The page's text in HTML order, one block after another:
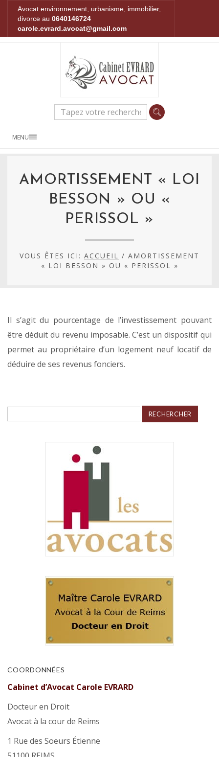
Avocat environnement, urbanisme, immobilier,
divorce au 0640146724
carole.evrard.avocat@gmail.com
MENU
AMORTISSEMENT « LOI
BESSON » OU «
PERISSOL »
VOUS ÊTES ICI: ACCUEIL / AMORTISSEMENT
« LOI BESSON » OU « PERISSOL »
Il s’agit du pourcentage de l’investissement pouvant
être déduit du revenu imposable. C’est un dispositif qui
permet au propriétaire d’un logement neuf locatif de
déduire de ses revenus fonciers.
Rechercher :
COORDONNÉES
Cabinet d’Avocat Carole EVRARD
Docteur en Droit
Avocat à la cour de Reims
1 Rue des Soeurs Étienne